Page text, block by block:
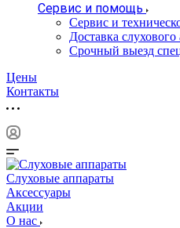
Сервис и помощь
Сервис и
Доставка слухового
Срочный выезд
Цены
Контакты
Слуховые аппараты
Аксессуары
Акции
О нас